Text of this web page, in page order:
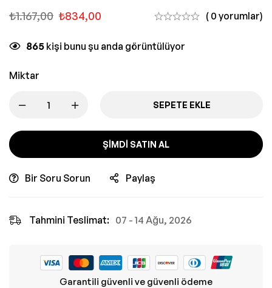
₺1.167,00 ₺834,00 ( 0 yorumlar)
865 kişi bunu şu anda görüntülüyor
Miktar
SEPETE EKLE
ŞIMDI SATIN AL
Bir Soru Sorun Paylaş
Tahmini Teslimat: 07 - 14 Ağu, 2026
Garantili güvenli ve güvenli ödeme